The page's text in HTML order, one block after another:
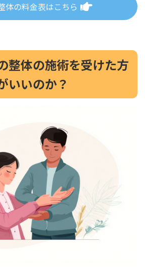
体の料金表はこちら
整体の施術を受けた方
いいのか？